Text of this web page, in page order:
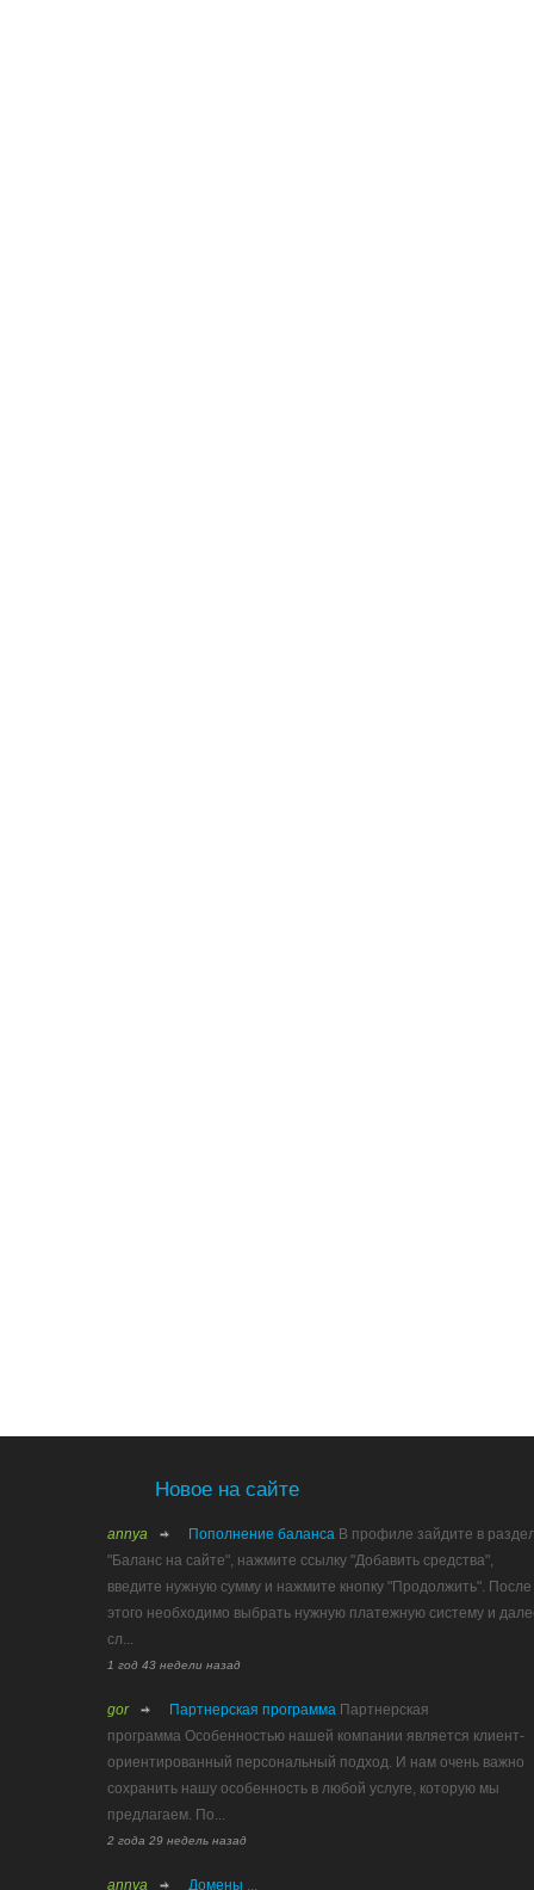
Новое на сайте
annya Пополнение баланса В профиле зайдите в
"Баланс на сайте", нажмите ссылку "Добавить средства",
введите нужную сумму и нажмите кнопку "Продолжить". После
этого необходимо выбрать нужную платежную систему и
сл...
1 год 43 недели назад
gor Партнерская программа Партнерская
программа Особенностью нашей компании является клиент-
ориентированный персональный подход. И нам очень важно
сохранить нашу особенность в любой услуге, которую мы
предлагаем. По...
2 года 29 недель назад
annya Домены ...